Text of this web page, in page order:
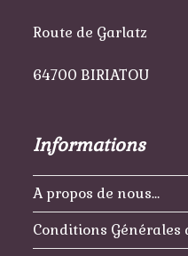
Route de Garlatz
64700 BIRIATOU
Informations
A propos de nous…
Conditions Générales